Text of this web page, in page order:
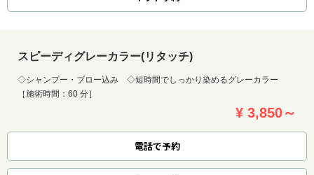
スピーディグレーカラー(リタッチ)
◇シャンプー・ブロー込み ◇短時間でしっかり染めるグレーカラー
［施術時間：60 分］
¥ 3,850～
電話で予約